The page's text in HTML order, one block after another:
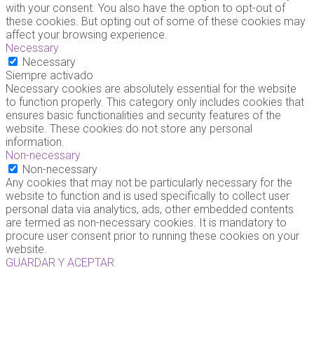
with your consent. You also have the option to opt-out of
these cookies. But opting out of some of these cookies may
affect your browsing experience.
Necessary
Necessary
Siempre activado
Necessary cookies are absolutely essential for the website
to function properly. This category only includes cookies that
ensures basic functionalities and security features of the
website. These cookies do not store any personal
information.
Non-necessary
Non-necessary
Any cookies that may not be particularly necessary for the
website to function and is used specifically to collect user
personal data via analytics, ads, other embedded contents
are termed as non-necessary cookies. It is mandatory to
procure user consent prior to running these cookies on your
website.
GUARDAR Y ACEPTAR